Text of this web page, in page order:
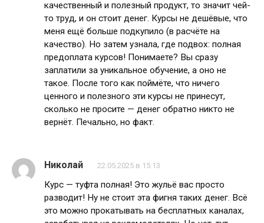
качественный и полезный продукт, то значит чей-
то труд, и он стоит денег. Курсы не дешёвые, что
меня ещё больше подкупило (в расчёте на
качество). Но затем узнала, где подвох: полная
предоплата курсов! Понимаете? Вы сразу
заплатили за уникальное обучение, а оно не
такое. После того как поймёте, что ничего
ценного и полезного эти курсы не принесут,
сколько не просите — денег обратно никто не
вернёт. Печально, но факт.
Николай 22.05.2025 в 15:13
Курс — туфта полная! Это жульё вас просто
разводит! Ну не стоит эта фигня таких денег. Всё
это можно прокатывать на бесплатных каналах,